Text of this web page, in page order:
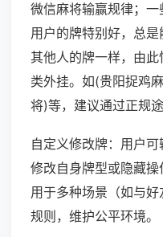
微信麻将输赢规律；
用户的牌特别好，总
其他人的牌一样，由
类外挂。如(贵阳捉鸡
将)等，建议通过正规
自定义修改牌：用户可
修改自身牌型或隐藏操
用于多种场景（如与
规则，维护公平环境。